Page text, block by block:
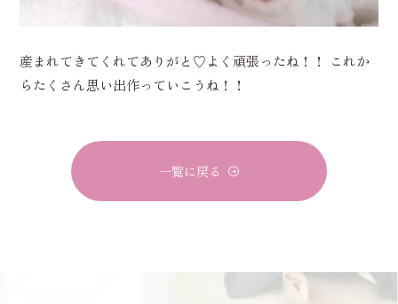
産まれてきてくれてありがと♡よく頑張ったね！！ これか
らたくさん思い出作っていこうね！！
一覧に戻る